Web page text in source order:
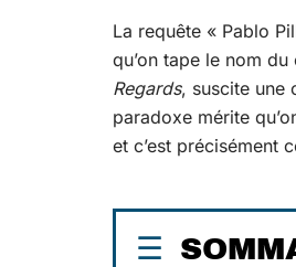
La requête « Pablo
qu’on tape le nom
Regards, suscite une
paradoxe mérite
et c’est précisément